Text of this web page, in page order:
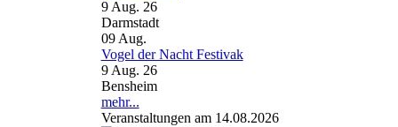
9 Aug. 26
Darmstadt
09 Aug.
Vogel der Nacht Festivak
9 Aug. 26
Bensheim
mehr...
Veranstaltungen am 14.08.2026